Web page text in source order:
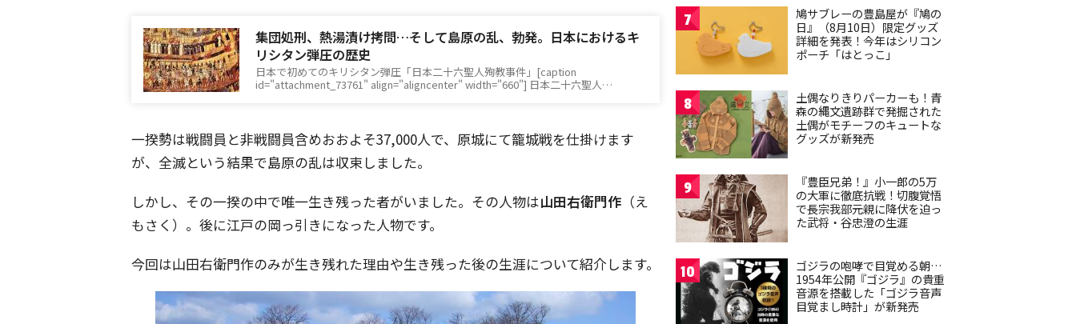
集団処刑、熱湯漬け拷問…そして島原の乱、勃発。日本におけるキ
リシタン弾圧の歴史
日本で初めてのキリシタン弾圧「日本二十六聖人殉教事件」[caption
id="attachment_73761" align="aligncenter" width="660"] 日本二十六聖人…
一揆勢は戦闘員と非戦闘員含めおおよそ37,000人で、原城にて籠城戦を仕掛けます
が、全滅という結果で島原の乱は収束しました。
しかし、その一揆の中で唯一生き残った者がいました。その人物は山田右衛門作 （え
もさく）。後に江戸の岡っ引きになった人物です。
今回は山田右衛門作のみが生き残れた理由や生き残った後の生涯について紹介します。
7
鳩サブレーの豊島屋が『鳩の
日』（8月10日）限定グッズ
詳細を発表！今年はシリコン
ポーチ「はとっこ」
8
土偶なりきりパーカーも！青
森の縄文遺跡群で発掘された
土偶がモチーフのキュートな
グッズが新発売
9
『豊臣兄弟！』小一郎の5万
の大軍に徹底抗戦！切腹覚悟
で長宗我部元親に降伏を迫っ
た武将・谷忠澄の生涯
10
ゴジラの咆哮で目覚める朝…
1954年公開『ゴジラ』の貴重
音源を搭載した「ゴジラ音声
目覚まし時計」が新発売